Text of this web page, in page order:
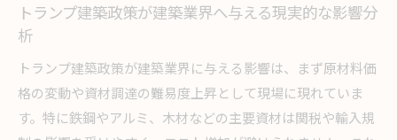
トランプ問題が左右する今後の建築動向
底予測
建築業界で加速するトランプ影響と動きの変化
トランプ問題が建築業界の今後に与える波紋
トランプ建築政策が建築業界へ与える現実的な影響分
析
トランプ建築政策が建築業界に与える影響は、まず原材料価
格の変動や資材調達の難易度上昇として現場に現れていま
す。特に鉄鋼やアルミ、木材などの主要資材は関税や輸入規